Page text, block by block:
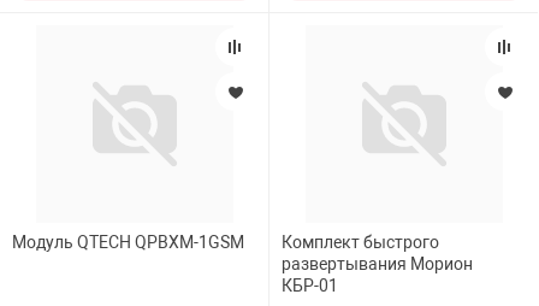
Модуль QTECH QPBXM-1GSM
Комплект быстрого
развертывания Морион
КБР-01